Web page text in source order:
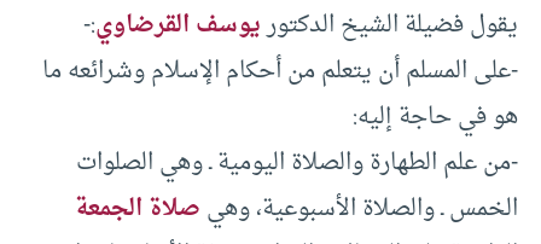
يقول فضيلة الشيخ الدكتوريوسف القرضاوي:-
-على المسلم أن يتعلم من أحكام الإسلام وشرائعه ما
هو في حاجة إليه:
-من علم الطهارة والصلاة اليومية ـ وهي الصلوات
الخمس ـ والصلاة الأسبوعية، وهيصلاة الجمعة